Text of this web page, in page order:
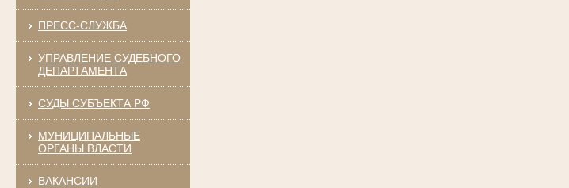
ПРЕСС-СЛУЖБА
УПРАВЛЕНИЕ СУДЕБНОГО
ДЕПАРТАМЕНТА
СУДЫ СУБЪЕКТА РФ
МУНИЦИПАЛЬНЫЕ
ОРГАНЫ ВЛАСТИ
ВАКАНСИИ